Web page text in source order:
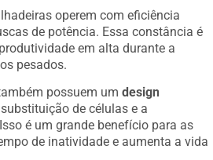
operem com eficiência
de potência. Essa constância é
em alta durante a
pesados.
possuem um design
substituição de células e a
é um grande benefício para as
de inatividade e aumenta a vida